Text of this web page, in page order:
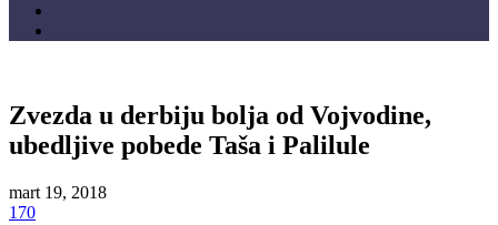
Zvezda u derbiju bolja od Vojvodine,
ubedljive pobede Taša i Palilule
mart 19, 2018
170